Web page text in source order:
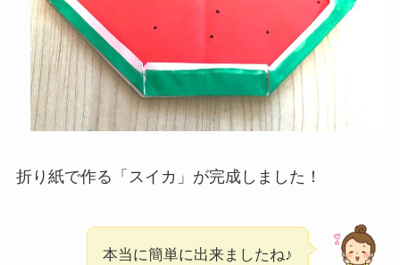
折り紙で作る「スイカ」が完成しました！
本当に簡単に出来ましたね♪